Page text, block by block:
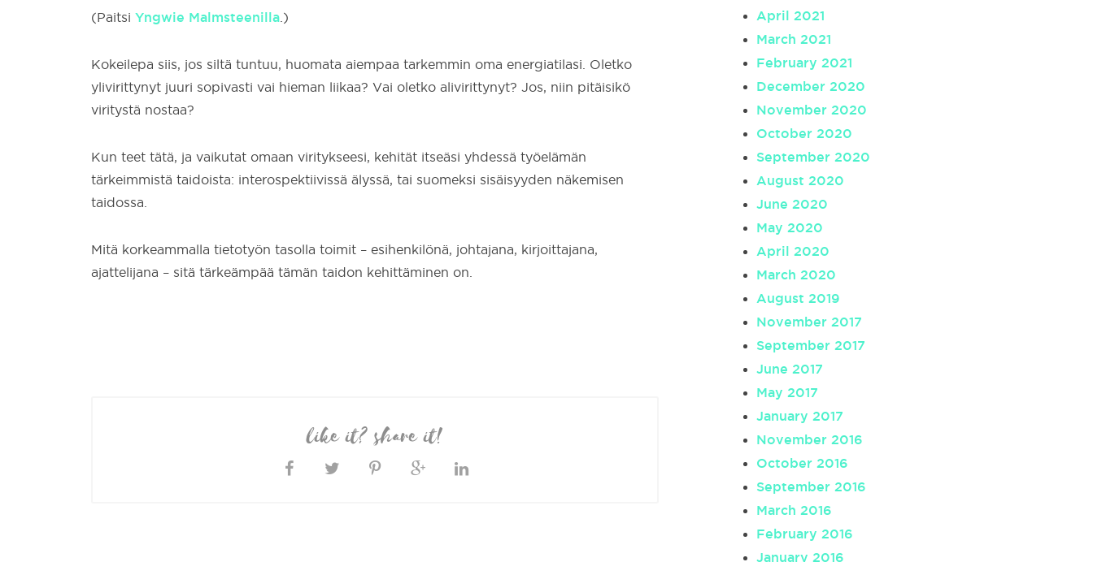
(Paitsi Yngwie Malmsteenilla .)
Kokeilepa siis, jos siltä tuntuu, huomata aiempaa tarkemmin oma energiatilasi. Oletko
ylivirittynyt juuri sopivasti vai hieman liikaa? Vai oletko alivirittynyt? Jos, niin pitäisikö
viritystä nostaa?
Kun teet tätä, ja vaikutat omaan viritykseesi, kehität itseäsi yhdessä työelämän
tärkeimmistä taidoista: interospektiivissä älyssä, tai suomeksi sisäisyyden näkemisen
taidossa.
Mitä korkeammalla tietotyön tasolla toimit – esihenkilönä, johtajana, kirjoittajana,
ajattelijana – sitä tärkeämpää tämän taidon kehittäminen on.
like it? share it!
April 2021
March 2021
February 2021
December 2020
November 2020
October 2020
September 2020
August 2020
June 2020
May 2020
April 2020
March 2020
August 2019
November 2017
September 2017
June 2017
May 2017
January 2017
November 2016
October 2016
September 2016
March 2016
February 2016
January 2016